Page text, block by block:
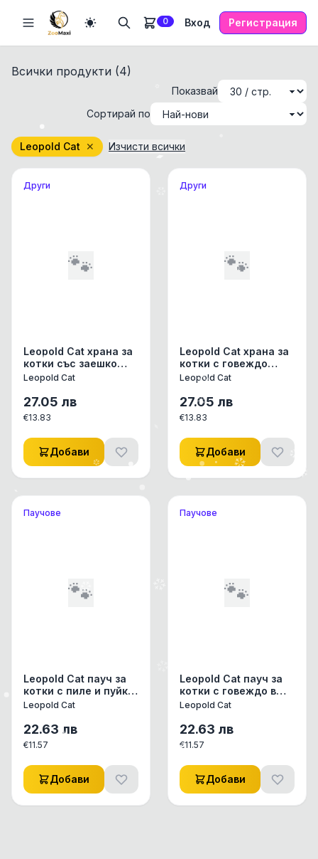
0 Вход Регистрация
Всички продукти (4)
Показвай
Сортирай по
Leopold Cat ✕ Изчисти всички
Други
🐾
Leopold Cat храна за
котки със заешко
месо, буркан, 6х460
Leopold Cat
27.05 лв
€13.83
Добави
Други
🐾
Leopold Cat храна за
котки с говеждо
месо, буркан, 6х460
Leopold Cat
27.05 лв
€13.83
Добави
Паучове
🐾
Leopold Cat пауч за
котки с пиле и пуйка,
24х100 г
Leopold Cat
22.63 лв
€11.57
Добави
Паучове
🐾
Leopold Cat пауч за
котки с говеждо в
желе, 24x100 г
Leopold Cat
22.63 лв
€11.57
Добави